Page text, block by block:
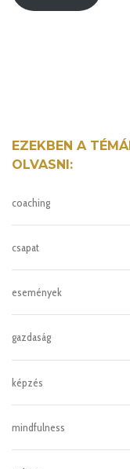
EZEKBEN A
OLVASNI:
coaching
csapat
események
gazdaság
képzés
mindfulness